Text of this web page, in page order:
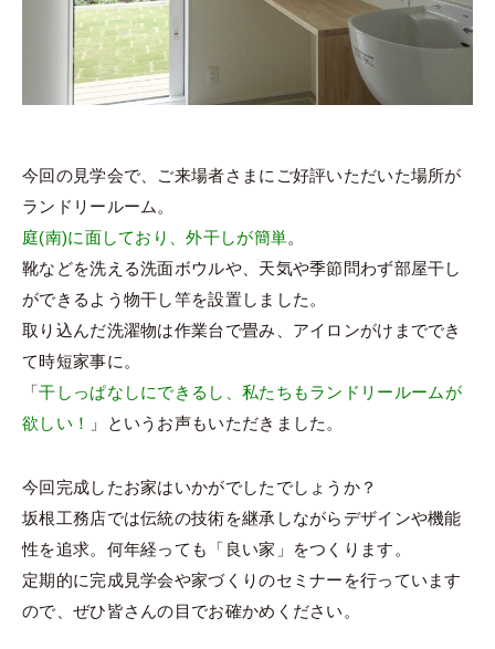
今回の見学会で、ご来場者さまにご好評いただいた場所が
ランドリールーム。
庭(南)に面しており、外干しが簡単。
靴などを洗える洗面ボウルや、天気や季節問わず部屋干し
ができるよう物干し竿を設置しました。
取り込んだ洗濯物は作業台で畳み、アイロンがけまででき
て時短家事に。
「干しっぱなしにできるし、私たちもランドリールームが
欲しい！
」というお声もいただきました。
今回完成したお家はいかがでしたでしょうか？
坂根工務店では伝統の技術を継承しながらデザインや機能
性を追求。何年経っても「良い家」をつくります。
定期的に完成見学会や家づくりのセミナーを行っています
ので、ぜひ皆さんの目でお確かめください。